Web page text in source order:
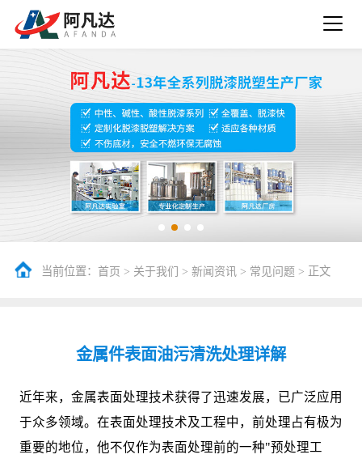
当前位置： 首页 > 关于我们 > 新闻资讯 > 常见问题> 正文
金属件表面油污清洗处理详解
近年来，金属表面处理技术获得了迅速发展，已广泛应用
于众多领域。在表面处理技术及工程中，前处理占有极为
重要的地位，他不仅作为表面处理前的一种"预处理工